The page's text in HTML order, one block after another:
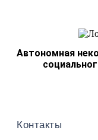
Автономная
Контакты